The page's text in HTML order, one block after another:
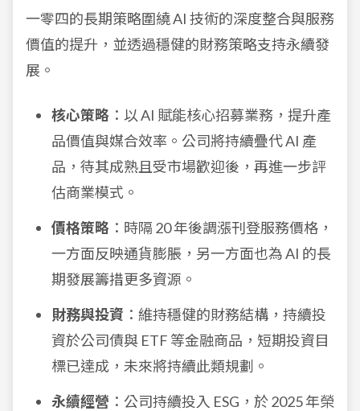
一零四的長期策略圍繞 AI 技術的深度整合與服務
價值的提升，並透過穩健的財務策略支持永續發
展。
核心策略 ：以 AI 賦能核心招募業務，提升產
品價值與媒合效率。公司將持續疊代 AI 產
品，待其成熟且受市場歡迎後，再進一步評
估商業模式。
價格策略 ：時隔 20 年後調漲刊登服務價格，
一方面反映通貨膨脹，另一方面也為 AI 的長
期發展籌措更多資源。
財務與投資 ：維持穩健的財務結構，持續投
資於公司債與 ETF 等金融商品，短期投資目
標已達成，未來將持續此類規劃。
永續經營 ：公司持續投入 ESG，於 2025 年榮